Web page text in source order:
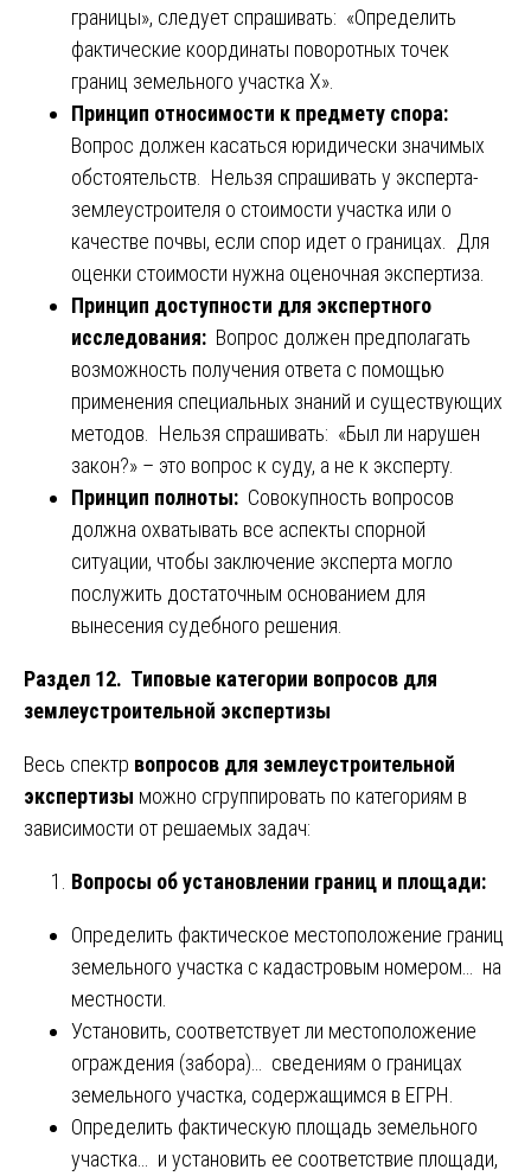
границы», следует спрашивать: «Определить
фактические координаты поворотных точек
границ земельного участка X».
Принцип относимости к предмету спора:
Вопрос должен касаться юридически значимых
обстоятельств. Нельзя спрашивать у эксперта-
землеустроителя о стоимости участка или о
качестве почвы, если спор идет о границах. Для
оценки стоимости нужна оценочная экспертиза.
Принцип доступности для экспертного
исследования: Вопрос должен предполагать
возможность получения ответа с помощью
применения специальных знаний и существующих
методов. Нельзя спрашивать: «Был ли нарушен
закон?» – это вопрос к суду, а не к эксперту.
Принцип полноты: Совокупность вопросов
должна охватывать все аспекты спорной
ситуации, чтобы заключение эксперта могло
послужить достаточным основанием для
вынесения судебного решения.
Раздел 12. Типовые категории вопросов для
землеустроительной экспертизы
Весь спектр вопросов для землеустроительной
экспертизы можно сгруппировать по категориям в
зависимости от решаемых задач:
Вопросы об установлении границ и площади:
Определить фактическое местоположение границ
земельного участка с кадастровым номером… на
местности.
Установить, соответствует ли местоположение
ограждения (забора)… сведениям о границах
земельного участка, содержащимся в ЕГРН.
Определить фактическую площадь земельного
участка… и установить ее соответствие площади,